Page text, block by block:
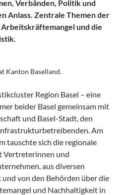
Verbänden, Politik und
Anlass. Zentrale Themen der
und die
Kanton Baselland.
Region Basel – eine
beider Basel gemeinsam mit
und Basel-Stadt, den
Am
tauschte sich die regionale
Vertreterinnen und
aus diversen
von den Behörden über die
und Nachhaltigkeit in